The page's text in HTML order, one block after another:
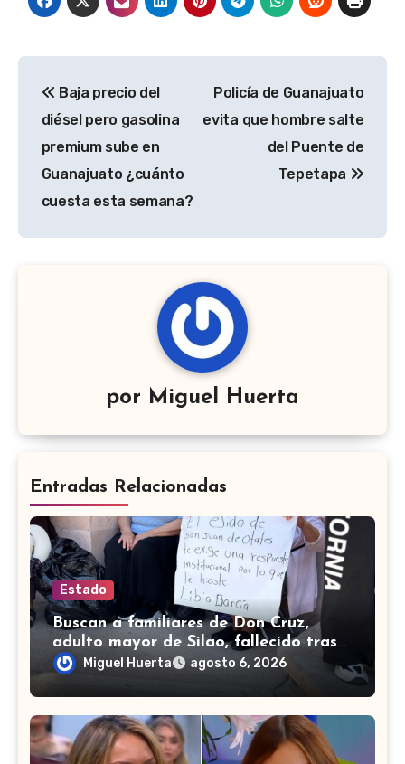
de
entradas
Baja precio del
diésel pero gasolina
premium sube en
Guanajuato ¿cuánto
cuesta esta semana?
Policía de Guanajuato
evita que hombre salte
del Puente de
Tepetapa
por Miguel Huerta
Entradas Relacionadas
Estado
Buscan a familiares de Don Cruz,
adulto mayor de Silao, fallecido tras
accidente vial en Tijuana
Miguel Huerta agosto 6, 2026